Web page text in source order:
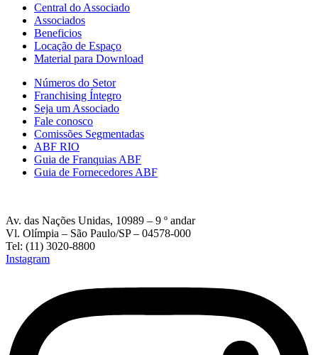
Central do Associado
Associados
Beneficios
Locação de Espaço
Material para Download
Números do Setor
Franchising Íntegro
Seja um Associado
Fale conosco
Comissões Segmentadas
ABF RIO
Guia de Franquias ABF
Guia de Fornecedores ABF
Av. das Nações Unidas, 10989 – 9 º andar
Vl. Olímpia – São Paulo/SP – 04578-000
Tel: (11) 3020-8800
Instagram